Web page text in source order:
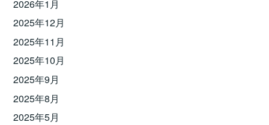
2026年1月
2025年12月
2025年11月
2025年10月
2025年9月
2025年8月
2025年5月